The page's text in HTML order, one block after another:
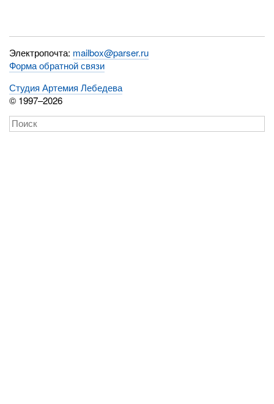
Электропочта: mailbox@parser.ru
Форма обратной связи
Студия Артемия Лебедева
© 1997–2026